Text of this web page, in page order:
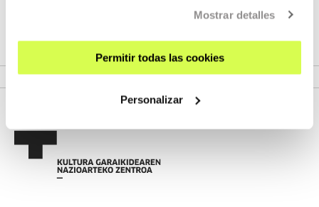
Mostrar detalles
Permitir todas las cookies
Personalizar